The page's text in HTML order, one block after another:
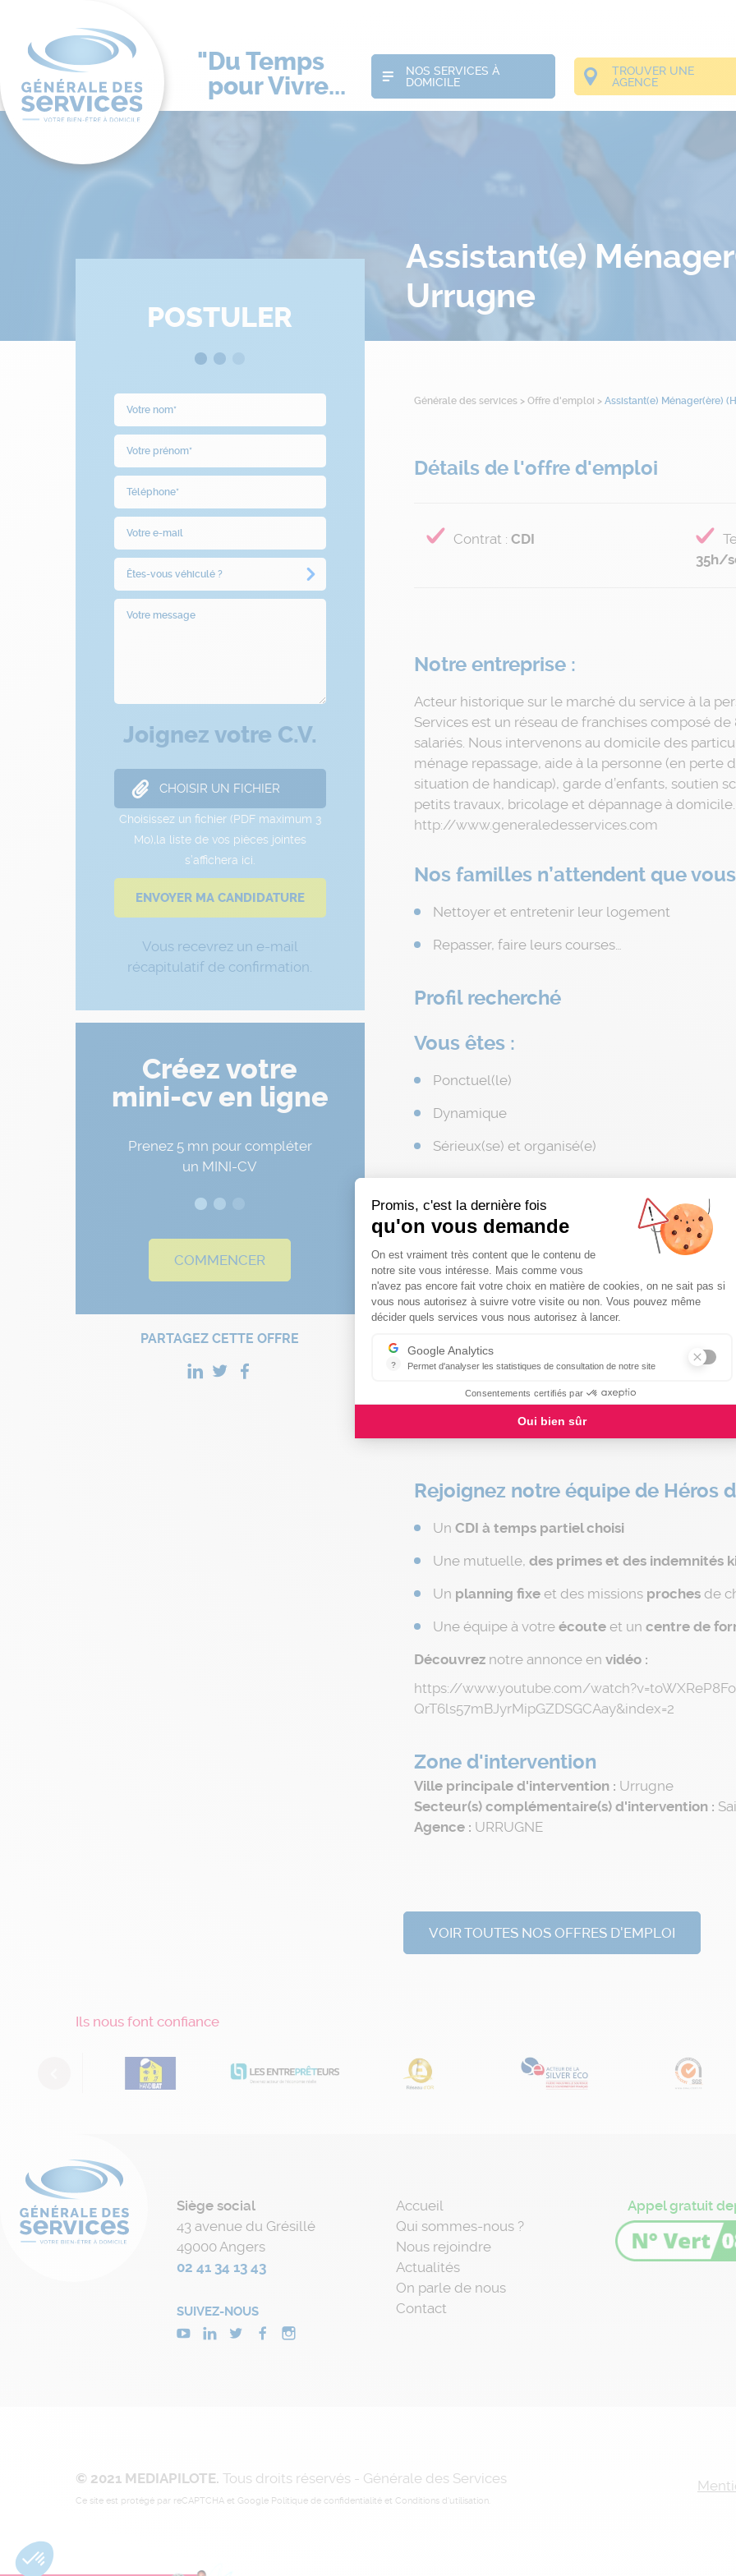
Du Temps
pour Vivre...
NOS SERVICES À
DOMICILE
TROUVER UNE
AGENCE
Assistant(e)
Urrugne
POSTULER
Joignez votre C.V.
Vous recevrez un e-mail
récapitulatif de confirmation.
Créez votre
mini-cv en ligne
Prenez 5 mn pour compléter
un MINI-CV
COMMENCER
PARTAGEZ CETTE OFFRE
Générale des services> Offre d'emploi > Assistant(e) Ménager(ère)
Détails de l'offre d'emploi
Contrat : CDI
35h/
Notre entreprise :
Acteur historique sur le marché du service à la
Services est un réseau de franchises composé
salariés. Nous intervenons au domicile des
ménage repassage, aide à la personne (en perte
situation de handicap), garde d’enfants, soutien
petits travaux, bricolage et dépannage à
http://www.generaledesservices.com
Nos familles n’attendent que
Nettoyer et entretenir leur logement
Repasser, faire leurs courses…
Profil recherché
Vous êtes :
Ponctuel(le)
Dynamique
Sérieux(se) et organisé(e)
Ni diplôme, ni expérience ne sont obligatoires,
apporter les compétences nécessaires !
Toujours envie d’intégrer notre équipe de Héros ?
Alors n’hésitez plus et adressez-nous votre CV !
Conditions et avantages
Bénéficiezavec notre agence d’une rémunération
et d’un emploi surUrrugne
Rejoignez notre équipe de Héros
Un CDI à temps partiel choisi
Une mutuelle, des primes et des indemnités
Un planning fixeet des missions prochesde
Une équipe à votre écoute et un centre de
Découvreznotre annonce en vidéo :
https://www.youtube.com/
QrT6ls57mBJyrMipGZDSGCAay&index=2
Zone d'intervention
Ville principale d'intervention : Urrugne
Secteur(s) complémentaire(s) d'intervention :
Agence : URRUGNE
VOIR TOUTES NOS OFFRES D'EMPLOI
Ils nous font confiance
Siège social
43 avenue du Grésillé
49000 Angers
02 41 34 13 43
SUIVEZ-NOUS
Accueil
Qui sommes-nous ?
Nous rejoindre
Actualités
On parle de nous
Contact
Appel gratuit
© 2021 MEDIAPILOTE. Tous droits réservés - Générale des Services
Ce site est protégé par reCAPTCHA et Google Politique de confidentialité et Conditions d'utilisation
Promis, c'est la dernière fois
qu'on vous demande
Plateforme de Gestion du
On est vraiment très content que le contenu de
notre site vous intéresse. Mais comme vous
n'avez pas encore fait votre choix en matière de cookies, on ne sait pas si
vous nous autorisez à suivre votre visite ou non. Vous pouvez même
décider quels services vous nous autorisez à lancer.
?
Google Analytics
Permet d'analyser les statistiques de consultation de notre site
Consentements certifiés par
Oui bien sûr
Axeptio consent